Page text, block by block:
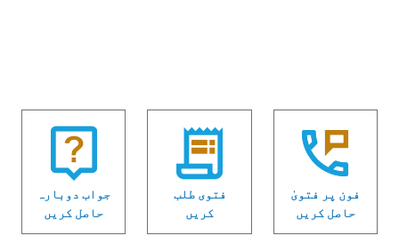
فون پر فتویٰ
حاصل کریں
فتوی طلب
کریں
جواب دوبارہ
حاصل کریں